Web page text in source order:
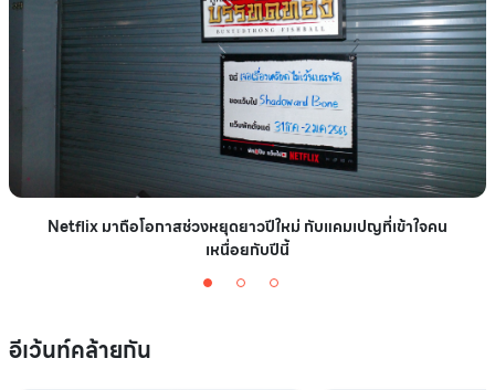
Netflix มาถือโอกาสช่วงหยุดยาวปีใหม่ กับแคมเปญที่เข้าใจคน
เหนื่อยกับปีนี้
อีเว้นท์คล้ายกัน